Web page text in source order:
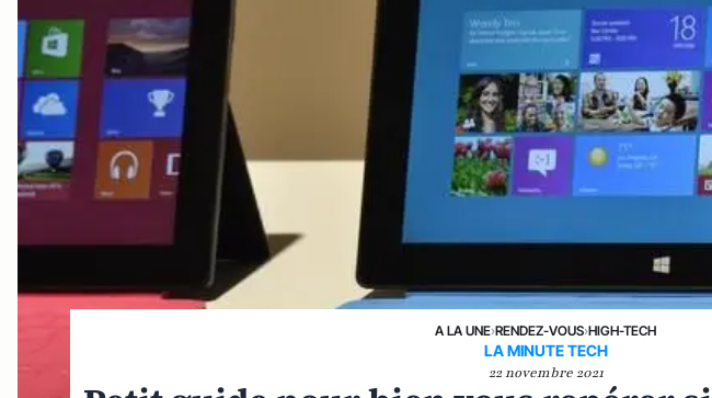
A LA UNE›RENDEZ-VOUS›HIGH-TECH
LA MINUTE TECH
22 novembre 2021